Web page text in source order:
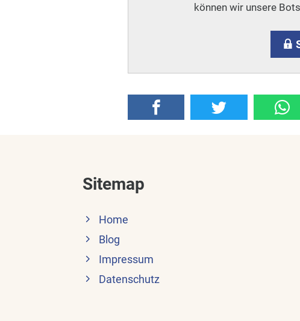
können wir unsere
Sitemap
Home
Blog
Impressum
Datenschutz